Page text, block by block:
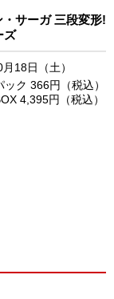
サーガ 三段変形!
ズ
18日（土）
ック 366円（税込）
4,395円（税込）